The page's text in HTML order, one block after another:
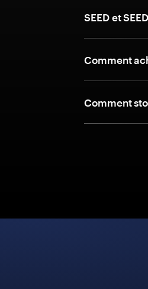
SEED et
Comment
Comment